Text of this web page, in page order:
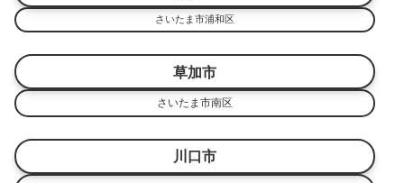
さいたま市浦和区
草加市
さいたま市南区
川口市